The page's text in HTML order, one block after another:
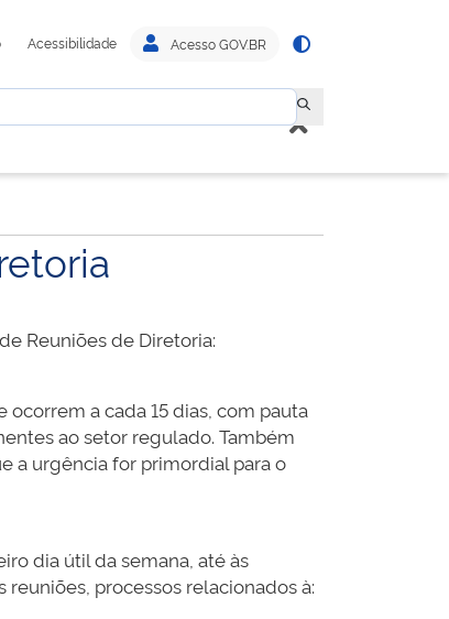
Acessibilidade Acesso GOV.BR
Reuniões de Diretoria:
a cada 15 dias, com pauta
ao setor regulado. Também
a urgência for primordial para o
dia útil da semana, até às
processos relacionados à: